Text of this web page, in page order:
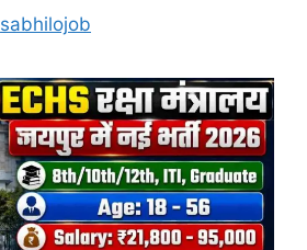
sabhilojob